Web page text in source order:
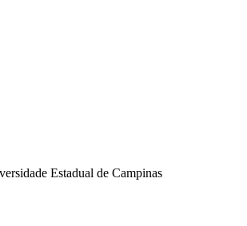
Estadual de Campinas